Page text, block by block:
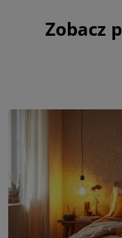
Zobacz